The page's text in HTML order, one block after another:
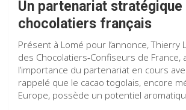
Un partenariat
chocolatiers français
Présent à Lomé pour l’annonce, Thierry
des Chocolatiers‑Confiseurs de France,
l’importance du partenariat en cours
rappelé que le cacao togolais, encore
Europe, possède un potentiel